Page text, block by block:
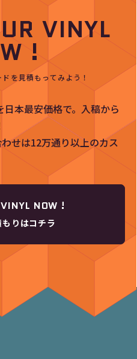
VINYL
!
を見積もってみよう！
本最安価格で。入稿から
せは12万通り以上のカス
NOW !
りはコチラ